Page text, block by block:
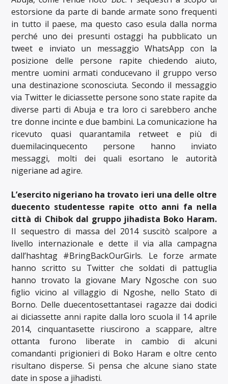
estorsione da parte di bande armate sono frequenti
in tutto il paese, ma questo caso esula dalla norma
perché uno dei presunti ostaggi ha pubblicato un
tweet e inviato un messaggio WhatsApp con la
posizione delle persone rapite chiedendo aiuto,
mentre uomini armati conducevano il gruppo verso
una destinazione sconosciuta. Secondo il messaggio
via Twitter le diciassette persone sono state rapite da
diverse parti di Abuja e tra loro ci sarebbero anche
tre donne incinte e due bambini. La comunicazione ha
ricevuto quasi quarantamila retweet e più di
duemilacinquecento persone hanno inviato
messaggi, molti dei quali esortano le autorità
nigeriane ad agire.
L’esercito nigeriano ha trovato ieri una delle oltre
duecento studentesse rapite otto anni fa nella
città di Chibok dal gruppo jihadista Boko Haram.
Il sequestro di massa del 2014 suscitò scalpore a
livello internazionale e dette il via alla campagna
dall’hashtag #BringBackOurGirls. Le forze armate
hanno scritto su Twitter che soldati di pattuglia
hanno trovato la giovane Mary Ngosche con suo
figlio vicino al villaggio di Ngoshe, nello Stato di
Borno. Delle duecentosettantasei ragazze dai dodici
ai diciassette anni rapite dalla loro scuola il 14 aprile
2014, cinquantasette riuscirono a scappare, altre
ottanta furono liberate in cambio di alcuni
comandanti prigionieri di Boko Haram e oltre cento
risultano disperse. Si pensa che alcune siano state
date in spose a jihadisti.